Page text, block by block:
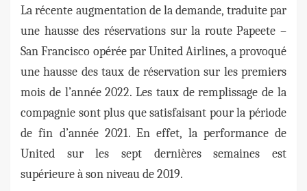
La récente augmentation de la demande, traduite par
une hausse des réservations sur la route Papeete –
San Francisco opérée par United Airlines, a provoqué
une hausse des taux de réservation sur les premiers
mois de l’année 2022. Les taux de remplissage de la
compagnie sont plus que satisfaisant pour la période
de fin d’année 2021. En effet, la performance de
United sur les sept dernières semaines est
supérieure à son niveau de 2019.